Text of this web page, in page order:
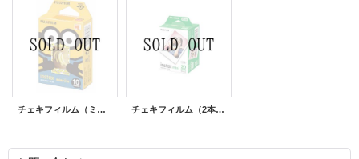
チェキフィルム（ミニオン・通常版） チェキフィルム（2本パック）